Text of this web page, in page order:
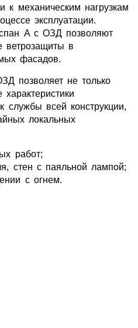
к механическим нагрузкам
эксплуатации.
A с ОЗД позволяют
ветрозащиты в
фасадов.
позволяет не только
службы всей конструкции,
локальных
работ;
стен с паяльной лампой;
с огнем.